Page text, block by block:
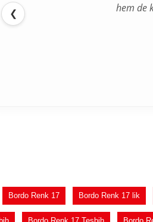
❮
hem de
Bordo Renk 17 Bordo Renk 17 lik